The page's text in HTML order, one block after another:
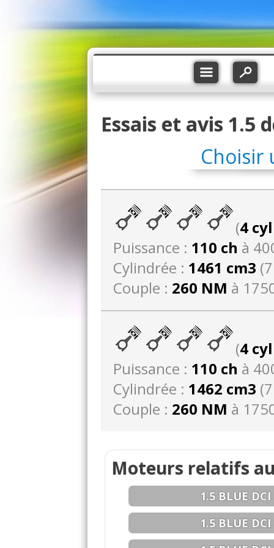
Essais et avis 1.5
Choisir
(4
Puissance : 110 ch à
Cylindrée : 1461 cm3
Couple : 260 NM à
(4
Puissance : 110 ch à
Cylindrée : 1462 cm3
Couple : 260 NM à
Moteurs relatifs
1.5 BLUE
1.5 BLUE